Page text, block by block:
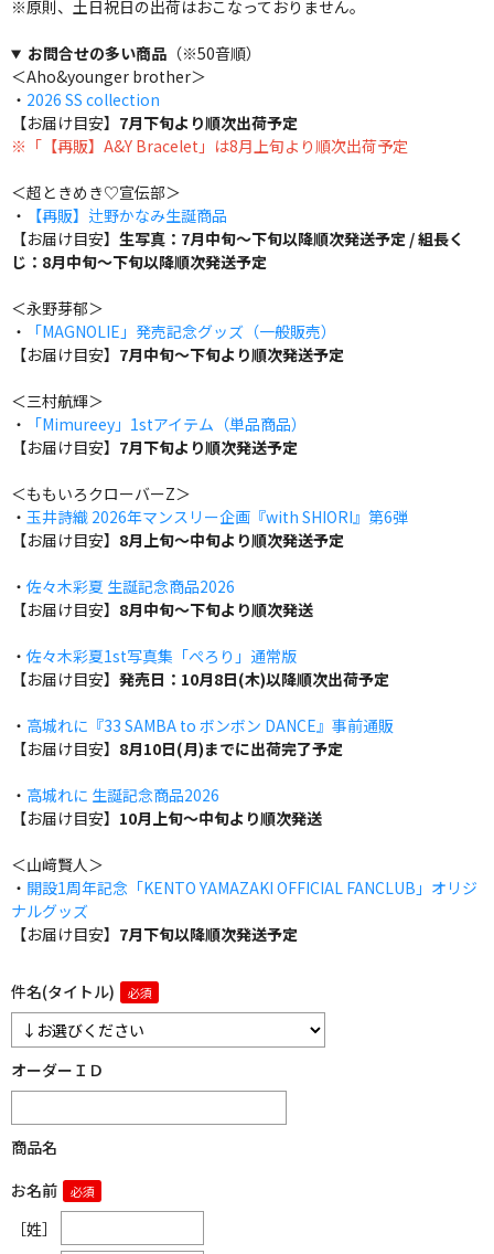
※原則、土日祝日の出荷はおこなっておりません。
お問合せの多い商品（※50音順）
＜Aho&younger brother＞
・ 2026 SS collection
【お届け目安】 7月下旬より順次出荷予定
※「【再販】A&Y Bracelet」は8月上旬より順次出荷予定
＜超ときめき♡宣伝部＞
・
【再販】辻野かなみ生誕商品
【お届け目安】 生写真：7月中旬～下旬以降順次発送予定 / 組長く
じ：8月中旬～下旬以降順次発送予定
＜永野芽郁＞
・
「MAGNOLIE」発売記念グッズ（一般販売）
【お届け目安】 7月中旬～下旬より順次発送予定
＜三村航輝＞
・
「Mimureey」1stアイテム（単品商品）
【お届け目安】 7月下旬より順次発送予定
＜ももいろクローバーZ＞
・ 玉井詩織 2026年マンスリー企画『with SHIORI』第6弾
【お届け目安】 8月上旬～中旬より順次発送予定
・ 佐々木彩夏 生誕記念商品2026
【お届け目安】 8月中旬～下旬より順次発送
・ 佐々木彩夏1st写真集「ぺろり」通常版
【お届け目安】 発売日：10月8日(木)以降順次出荷予定
・ 高城れに『33 SAMBA to ボンボン DANCE』事前通販
【お届け目安】 8月10日(月)までに出荷完了予定
・ 高城れに 生誕記念商品2026
【お届け目安】 10月上旬～中旬より順次発送
＜山﨑賢人＞
・ 開設1周年記念「KENTO YAMAZAKI OFFICIAL FANCLUB」オリジ
ナルグッズ
【お届け目安】 7月下旬以降順次発送予定
件名(タイトル)
オーダーＩＤ
商品名
お名前
［姓］